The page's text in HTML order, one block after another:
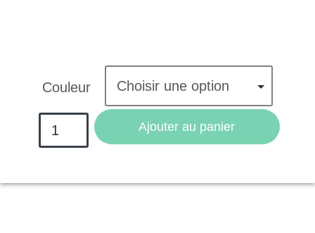
Couleur
Ajouter au panier